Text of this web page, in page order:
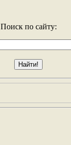
Поиск по сайту: